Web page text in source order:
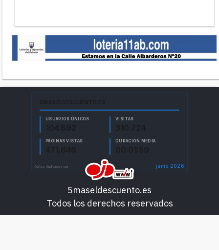
5maseldescuento.es
Todos los derechos reservados